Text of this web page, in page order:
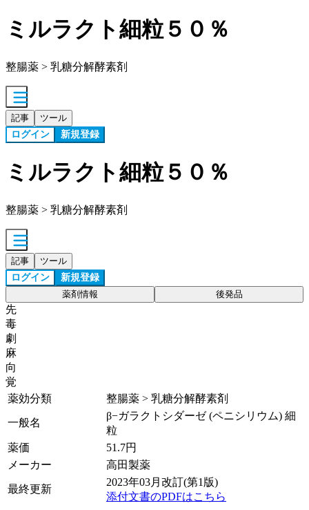
ミルラクト細粒５０％
整腸薬 > 乳糖分解酵素剤
記事 ツール
ログイン 新規登録
ミルラクト細粒５０％
整腸薬 > 乳糖分解酵素剤
記事 ツール
ログイン 新規登録
薬剤情報 後発品
先
毒
劇
麻
向
覚
薬効分類
整腸薬 > 乳糖分解酵素剤
一般名
β−ガラクトシダーゼ (ペニシリウム) 細
粒
薬価
51.7円
メーカー
高田製薬
最終更新
2023年03月改訂(第1版)
添付文書のPDFはこちら